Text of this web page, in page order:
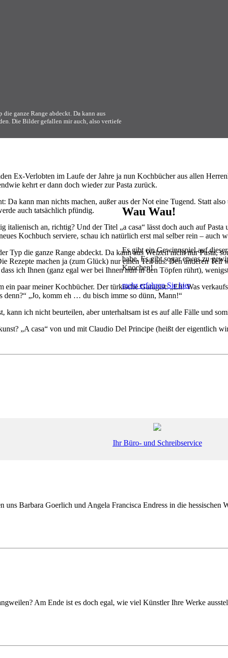
Wau Wau!
Es gibt ein Gewinnspiel auf
habe. Es gibt sogar etwas zu
Knochen!
mehr erfahren Sie hier
die ganze Range abdeckt. Da kann aus
Die Bilder gefallen mir auch, also vertiefe
Ex-Verlobten im Laufe der Jahre ja nun Kochbücher aus allen
kehrt er dann doch wieder zur Pasta zurück.
Da kann man nichts machen, außer aus der Not eine Tugend. Statt
auch tatsächlich pfündig.
italienisch an, richtig? Und der Titel „a casa“ lässt doch auch auf
Kochbuch serviere, schau ich natürlich erst mal selber rein – auch
Typ die ganze Range abdeckt. Da kann aus Weizen nicht nur
Rezepte machen ja (zum Glück) nur einen Teil aus. Den anderen
ich Ihnen (ganz egal wer bei Ihnen nun in den Töpfen rührt),
paar meiner Kochbücher. Der türkische Garagist: „Eh! Was
denn?“ „Jo, komm eh … du bisch imme so dünn, Mann!“
kann ich nicht beurteilen, aber unterhaltsam ist es auf alle Fälle und
„A casa“ von und mit Claudio Del Principe (heißt der eigentlich
Ihr Büro- und Schreibservice
uns Barbara Goerlich und Angela Francisca Endress in die
Am Ende ist es doch egal, wie viel Künstler Ihre Werke